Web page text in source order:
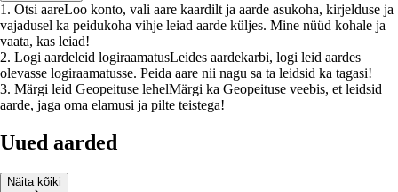
1 . Otsi aareLoo konto, vali aare kaardilt ja aarde asukoha, kirjelduse ja
vajadusel ka peidukoha vihje leiad aarde küljes. Mine nüüd kohale ja
vaata, kas leiad!
2. Logi aardeleid logiraamatusLeides aardekarbi, logi leid aardes
olevasse logiraamatusse. Peida aare nii nagu sa ta leidsid ka tagasi!
3. Märgi leid Geopeituse lehelMärgi ka Geopeituse veebis, et leidsid
aarde, jaga oma elamusi ja pilte teistega!
Uued aarded
Näita kõiki